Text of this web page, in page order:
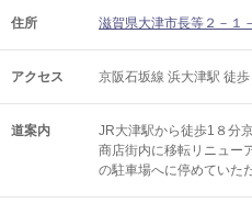
住所 滋賀県大津市長等２－１
アクセス 京阪石坂線 浜大津駅 徒
道案内
JR大津駅から徒歩1８分
商店街内に移転リニュー
の駐車場へに停めていた